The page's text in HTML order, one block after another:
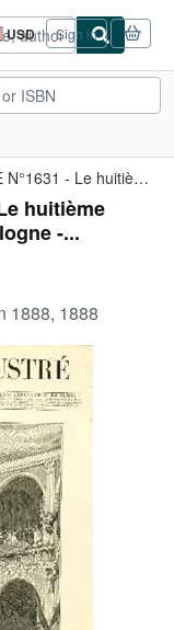
USD
Site
shopping
preferences
Sign in
LE MONDE ILLUSTRE N°1631 - Le huitième centenaire de ...
huitième
-...
1888, 1888